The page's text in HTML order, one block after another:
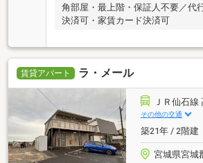
角部屋・最上階・保証人不要／代
決済可・家賃カード決済可
賃貸アパート ラ・メール
ＪＲ仙石
その他の交通
築21年 / 2階建
宮城県宮城